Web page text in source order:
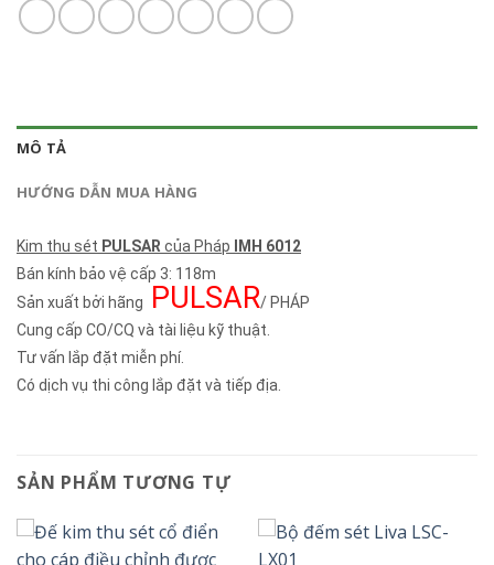
MÔ TẢ
HƯỚNG DẪN MUA HÀNG
Kim thu sét PULSARcủa Pháp
IMH 6012
Bán kính bảo vệ cấp 3: 118m
Sản xuất bởi hãng
PULSAR/ PHÁP
Cung cấp CO/CQ và tài liệu kỹ thuật.
Tư vấn lắp đặt miễn phí.
Có dịch vụ thi công lắp đặt và tiếp địa.
SẢN PHẨM TƯƠNG TỰ